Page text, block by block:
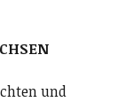
und